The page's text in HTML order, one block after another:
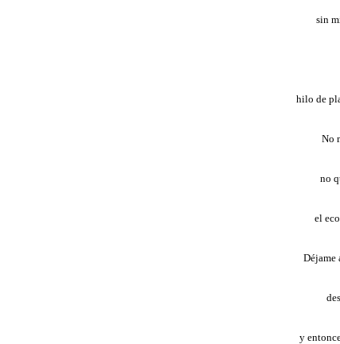
sin
hilo de
No
no
el
Déjame
y